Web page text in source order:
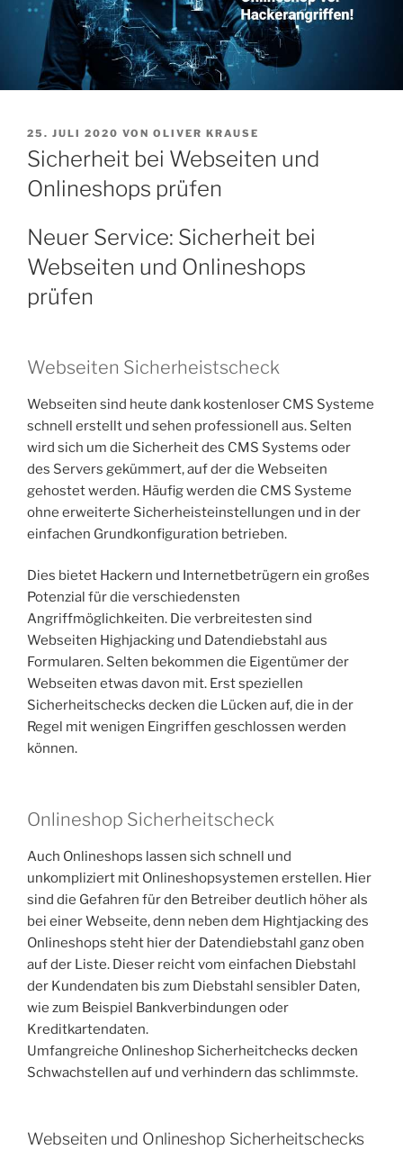
VERÖFFENTLICHT
AM
25. JULI 2020 VON OLIVER KRAUSE
Sicherheit bei Webseiten und
Onlineshops prüfen
Neuer Service: Sicherheit bei
Webseiten und Onlineshops
prüfen
Webseiten Sicherheistscheck
Webseiten sind heute dank kostenloser CMS Systeme
schnell erstellt und sehen professionell aus. Selten
wird sich um die Sicherheit des CMS Systems oder
des Servers gekümmert, auf der die Webseiten
gehostet werden. Häufig werden die CMS Systeme
ohne erweiterte Sicherheisteinstellungen und in der
einfachen Grundkonfiguration betrieben.
Dies bietet Hackern und Internetbetrügern ein großes
Potenzial für die verschiedensten
Angriffmöglichkeiten. Die verbreitesten sind
Webseiten Highjacking und Datendiebstahl aus
Formularen. Selten bekommen die Eigentümer der
Webseiten etwas davon mit. Erst speziellen
Sicherheitschecks decken die Lücken auf, die in der
Regel mit wenigen Eingriffen geschlossen werden
können.
Onlineshop Sicherheitscheck
Auch Onlineshops lassen sich schnell und
unkompliziert mit Onlineshopsystemen erstellen. Hier
sind die Gefahren für den Betreiber deutlich höher als
bei einer Webseite, denn neben dem Hightjacking des
Onlineshops steht hier der Datendiebstahl ganz oben
auf der Liste. Dieser reicht vom einfachen Diebstahl
der Kundendaten bis zum Diebstahl sensibler Daten,
wie zum Beispiel Bankverbindungen oder
Kreditkartendaten.
Umfangreiche Onlineshop Sicherheitchecks decken
Schwachstellen auf und verhindern das schlimmste.
Webseiten und Onlineshop Sicherheitschecks